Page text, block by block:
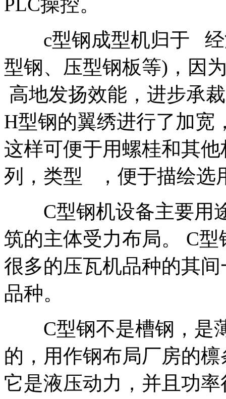
PLC操控。
c型钢成型机归于 经
型钢、压型钢板等)，因
高地发扬效能，进步承
H型钢的翼绣进行了加宽
这样可便于用螺桂和其
列，类型 ，便于描绘选
C型钢机设备主要用
筑的主体受力布局。 C
很多的压瓦机品种的其
品种。
C型钢不是槽钢，是薄
的，用作钢布局厂房的
它是液压动力，并且功